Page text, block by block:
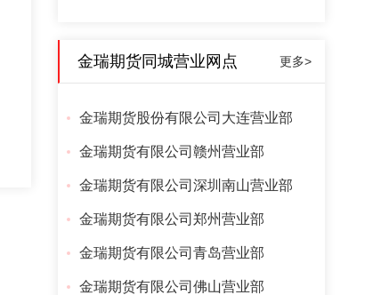
金瑞期货同城营业网点 更多>
金瑞期货股份有限公司大连营业部
金瑞期货有限公司赣州营业部
金瑞期货有限公司深圳南山营业部
金瑞期货有限公司郑州营业部
金瑞期货有限公司青岛营业部
金瑞期货有限公司佛山营业部